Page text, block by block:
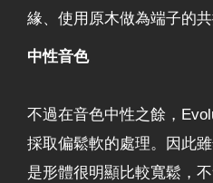
緣、使用原木做為端子的共
中性音色
不過在音色中性之餘，
採取偏鬆軟的處理。因此
是形體很明顯比較寬鬆，